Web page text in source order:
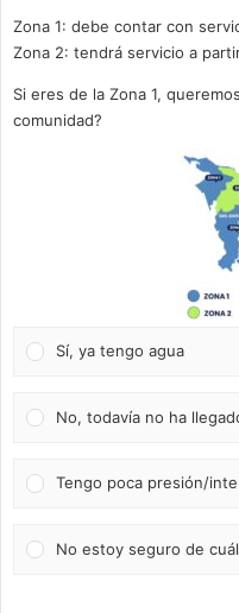
Zona 1: debe contar con
Zona 2: tendrá servicio a
Si eres de la Zona 1,
comunidad?
Sí, ya tengo agua
No, todavía no ha
Tengo poca presión/
No estoy seguro de